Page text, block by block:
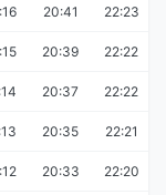
20:41 22:23
20:39 22:22
20:37 22:22
20:35 22:21
20:33 22:20